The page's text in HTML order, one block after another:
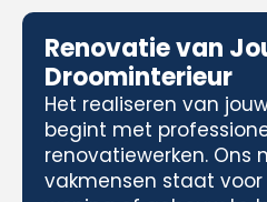
Renovatie van
Droominterieur
Het realiseren van
begint met
renovatiewerken. Ons
vakmensen staat